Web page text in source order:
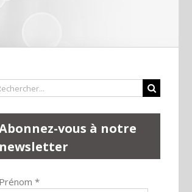
vous à notre
newsletter
Prénom *